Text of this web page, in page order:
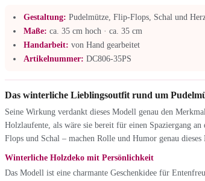
Gestaltung: Pudelmütze, Flip-Flops, Schal und
Maße: ca. 35 cm hoch · ca. 35 cm
Handarbeit: von Hand gearbeitet
Artikelnummer: DC806-35PS
Das winterliche Lieblingsoutfit rund um
Seine Wirkung verdankt dieses Modell genau den
Holzlaufente, als wäre sie bereit für einen Spaziergang
Flops und Schal – machen Rolle und Humor genau
Winterliche Holzdeko mit Persönlichkeit
Das Modell ist eine charmante Geschenkidee für